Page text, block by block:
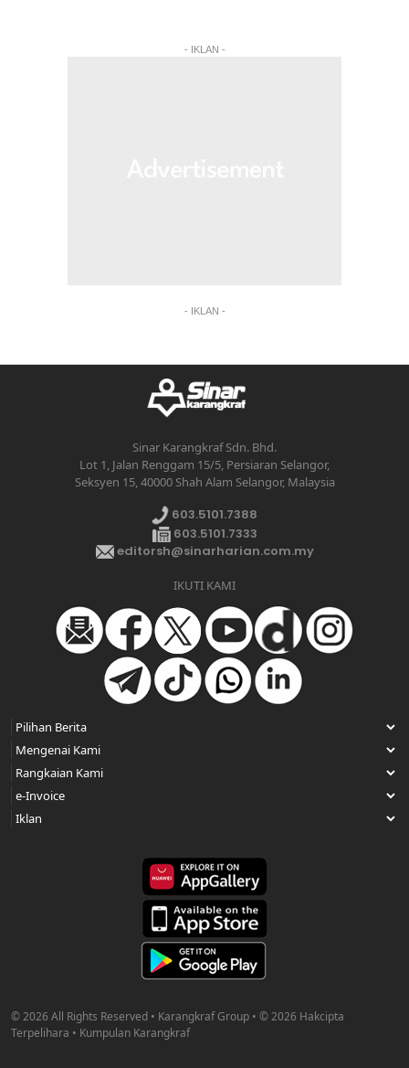
- IKLAN -
- IKLAN -
Sinar Karangkraf Sdn. Bhd.
Lot 1, Jalan Renggam 15/5, Persiaran Selangor,
Seksyen 15, 40000 Shah Alam Selangor, Malaysia
603.5101.7388
603.5101.7333
editorsh@sinarharian.com.my
IKUTI KAMI
© 2026 All Rights Reserved • Karangkraf Group • © 2026 Hakcipta
Terpelihara • Kumpulan Karangkraf